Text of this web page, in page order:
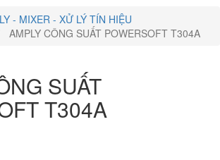
- MIXER - XỬ LÝ TÍN HIỆU
AMPLY CÔNG SUẤT POWERSOFT T304A
SUẤT
T304A